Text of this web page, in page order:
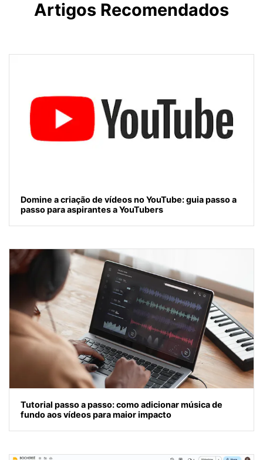
Artigos Recomendados
Domine a criação de vídeos no YouTube: guia passo a
passo para aspirantes a YouTubers
Tutorial passo a passo: como adicionar música de
fundo aos vídeos para maior impacto